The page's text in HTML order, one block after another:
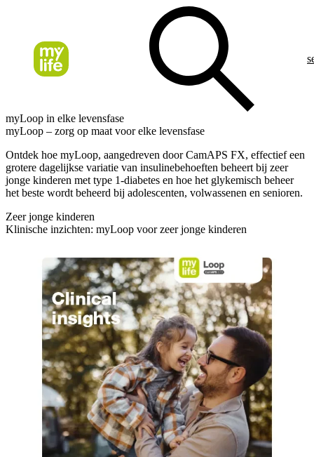
myLoop in elke levensfase
myLoop – zorg op maat voor elke levensfase
Ontdek hoe myLoop, aangedreven door CamAPS FX, effectief een
grotere dagelijkse variatie van insulinebehoeften beheert bij zeer
jonge kinderen met type 1-diabetes en hoe het glykemisch beheer
het beste wordt beheerd bij adolescenten, volwassenen en senioren.
Zeer jonge kinderen
Klinische inzichten: myLoop voor zeer jonge kinderen